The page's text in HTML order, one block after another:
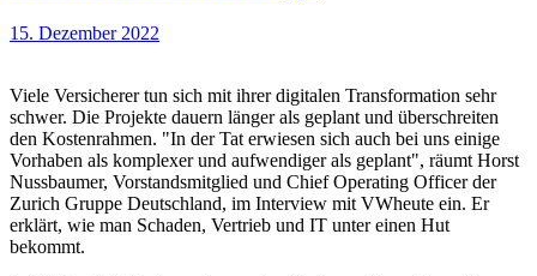
15. Dezember 2022
Viele Versicherer tun sich mit ihrer digitalen Transformation sehr
schwer. Die Projekte dauern länger als geplant und überschreiten
den Kostenrahmen. "In der Tat erwiesen sich auch bei uns einige
Vorhaben als komplexer und aufwendiger als geplant", räumt Horst
Nussbaumer, Vorstandsmitglied und Chief Operating Officer der
Zurich Gruppe Deutschland, im Interview mit VWheute ein. Er
erklärt, wie man Schaden, Vertrieb und IT unter einen Hut
bekommt.